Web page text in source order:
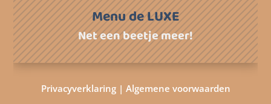
Menu de LUXE
Net een beetje meer!
Privacyverklaring | Algemene voorwaarden